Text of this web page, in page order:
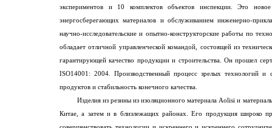
экспериментов и 10 комплектов объектов инспекции. Это
энергосберегающих материалов и обслуживанием инженерно-
научно-исследовательские и опытно-конструкторские работы по
обладает отличной управленческой командой, состоящей из
гарантирующей качество продукции и строительства. Он прошел
ISO14001: 2004. Производственный процесс зрелых технологий и
продуктов и стабильность конечного качества.
Изделия из резины из изоляционного материала Aolisi и
Китае, а затем и в близлежащих районах. Его продукция широко